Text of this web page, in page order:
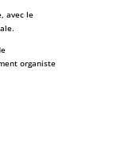
avec le
organiste